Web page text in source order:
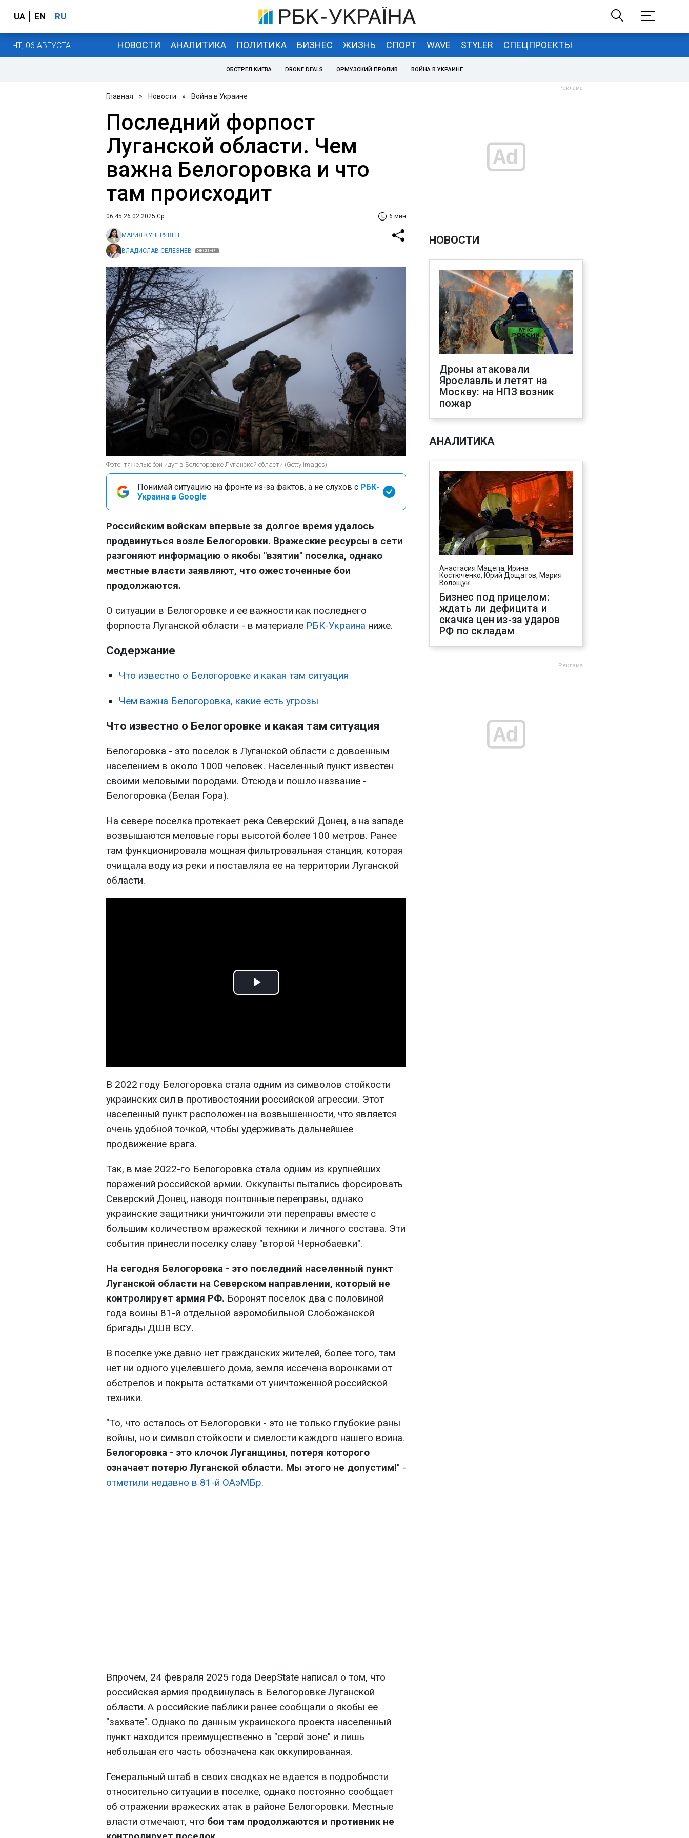
UA EN RU
ЧТ, 06 АВГУСТА НОВОСТИ АНАЛИТИКА ПОЛИТИКА БИЗНЕС ЖИЗНЬ СПОРТ WAVE STYLER СПЕЦПРОЕКТЫ
ОБСТРЕЛ КИЕВА DRONE DEALS ОРМУЗСКИЙ ПРОЛИВ ВОЙНА В УКРАИНЕ
Главная » Новости » Война в Украине
Последний форпост
Луганской области. Чем
важна Белогоровка и что
там происходит
06:45 26.02.2025 Ср 6 мин
МАРИЯ КУЧЕРЯВЕЦ
ВЛАДИСЛАВ СЕЛЕЗНЕВ ЭКСПЕРТ
Фото: тяжелые бои идут в Белогоровке Луганской области (Getty Images)
Понимай ситуацию на фронте из-за фактов, а не слухов с РБК-
Украина в Google
Российским войскам впервые за долгое время удалось
продвинуться возле Белогоровки. Вражеские ресурсы в сети
разгоняют информацию о якобы "взятии" поселка, однако
местные власти заявляют, что ожесточенные бои
продолжаются.
О ситуации в Белогоровке и ее важности как последнего
форпоста Луганской области - в материале РБК-Украина ниже.
Содержание
Что известно о Белогоровке и какая там ситуация
Чем важна Белогоровка, какие есть угрозы
Что известно о Белогоровке и какая там ситуация
Белогоровка - это поселок в Луганской области с довоенным
населением в около 1000 человек. Населенный пункт известен
своими меловыми породами. Отсюда и пошло название -
Белогоровка (Белая Гора).
На севере поселка протекает река Северский Донец, а на западе
возвышаются меловые горы высотой более 100 метров. Ранее
там функционировала мощная фильтровальная станция, которая
очищала воду из реки и поставляла ее на территории Луганской
области.
Play
В 2022 году Белогоровка стала одним из символов стойкости
украинских сил в противостоянии российской агрессии. Этот
населенный пункт расположен на возвышенности, что является
очень удобной точкой, чтобы удерживать дальнейшее
продвижение врага.
Так, в мае 2022-го Белогоровка стала одним из крупнейших
поражений российской армии. Оккупанты пытались форсировать
Северский Донец, наводя понтонные переправы, однако
украинские защитники уничтожили эти переправы вместе с
большим количеством вражеской техники и личного состава. Эти
события принесли поселку славу "второй Чернобаевки".
На сегодня Белогоровка - это последний населенный пункт
Луганской области на Северском направлении, который не
контролирует армия РФ. Боронят поселок два с половиной
года воины 81-й отдельной аэромобильной Слобожанской
бригады ДШВ ВСУ.
В поселке уже давно нет гражданских жителей, более того, там
нет ни одного уцелевшего дома, земля иссечена воронками от
обстрелов и покрыта остатками от уничтоженной российской
техники.
"То, что осталось от Белогоровки - это не только глубокие раны
войны, но и символ стойкости и смелости каждого нашего воина.
Белогоровка - это клочок Луганщины, потеря которого
означает потерю Луганской области. Мы этого не допустим!" -
отметили недавно в 81-й ОАэМБр.
Впрочем, 24 февраля 2025 года DeepState написал о том, что
российская армия продвинулась в Белогоровке Луганской
области. А российские паблики ранее сообщали о якобы ее
"захвате". Однако по данным украинского проекта населенный
пункт находится преимущественно в "серой зоне" и лишь
небольшая его часть обозначена как оккупированная.
Генеральный штаб в своих сводках не вдается в подробности
относительно ситуации в поселке, однако постоянно сообщает
об отражении вражеских атак в районе Белогоровки. Местные
власти отмечают, что бои там продолжаются и противник не
НОВОСТИ
Дроны атаковали
Ярославль и летят на
Москву: на НПЗ возник
пожар
АНАЛИТИКА
Анастасия Мацепа, Ирина
Костюченко, Юрий Дощатов, Мария
Волощук
Бизнес под прицелом:
ждать ли дефицита и
скачка цен из-за ударов
РФ по складам